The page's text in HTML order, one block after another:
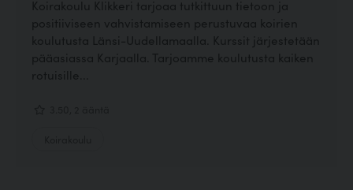
Koirakoulu Klikkeri tarjoaa tutkittuun tietoon ja
positiiviseen vahvistamiseen perustuvaa koirien
koulutusta Länsi-Uudellamaalla. Kurssit järjestetään
pääasiassa Karjaalla. Tarjoamme koulutusta kaiken
rotuisille...